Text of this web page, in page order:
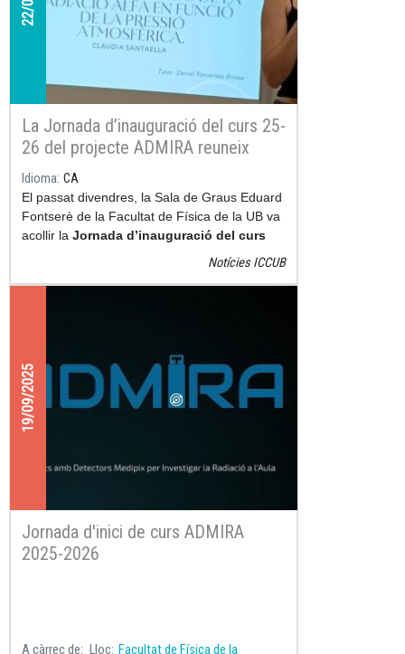
La Jornada d’inauguració del curs 25-
26 del projecte ADMIRA reuneix
universitat i secundària per impulsar
la recerca i l’aprenentatge actiu
Idioma CA
El passat divendres, la Sala de Graus Eduard
Fontserè de la Facultat de Física de la UB va
acollir la Jornada d’inauguració del curs
(Activitats
Notícies ICCUB
19/09/2025
Jornada d'inici de curs ADMIRA
2025-2026
A càrrec de Lloc Facultat de Física de la